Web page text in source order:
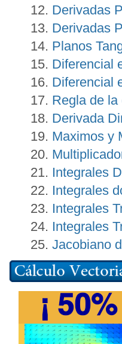
Derivadas
Derivadas
Planos
Diferencial
Diferencial
Regla de
Derivada
Maximos y
Integrales
Integrales
Integrales
Integrales
Jacobiano